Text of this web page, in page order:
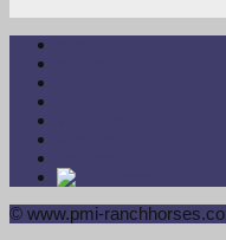
© www.pmi-